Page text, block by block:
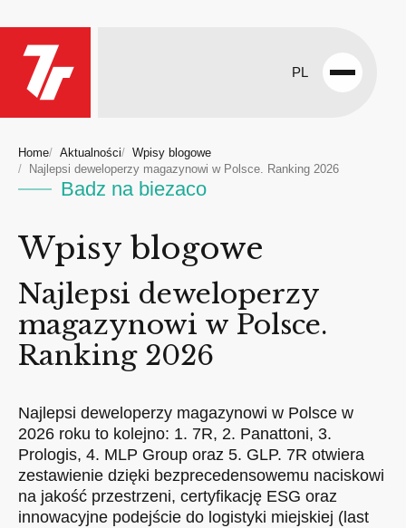
PL
Open
Home Aktualności
Wpisy blogowe
Najlepsi deweloperzy magazynowi w Polsce. Ranking 2026
Badz na biezaco
Wpisy blogowe
Najlepsi deweloperzy
magazynowi w Polsce.
Ranking 2026
Najlepsi deweloperzy magazynowi w Polsce w
2026 roku to kolejno: 1. 7R, 2. Panattoni, 3.
Prologis, 4. MLP Group oraz 5. GLP. 7R otwiera
zestawienie dzięki bezprecedensowemu naciskowi
na jakość przestrzeni, certyfikację ESG oraz
innowacyjne podejście do logistyki miejskiej (last